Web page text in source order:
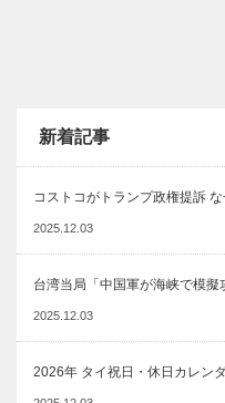
新着記事
コストコがトランプ政権提訴
2025.12.03
台湾当局「中国軍が海峡で模
2025.12.03
2026年 タイ祝日・休日カレン